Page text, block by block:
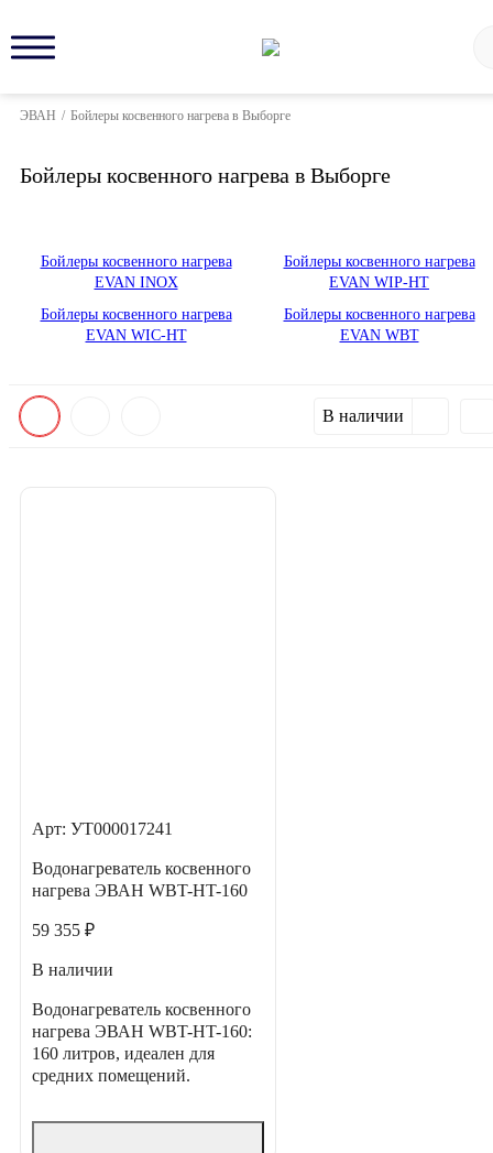
ЭВАН / Бойлеры косвенного нагрева в Выборге
Бойлеры косвенного нагрева в Выборге
Бойлеры косвенного нагрева
EVAN INOX
Бойлеры косвенного нагрева
EVAN WIP-HT
Бойлеры косвенного нагрева
EVAN WIC-HT
Бойлеры косвенного нагрева
EVAN WBT
В наличии
Арт: УТ000017241
Водонагреватель косвенного
нагрева ЭВАН WBT-HT-160
59 355 ₽
В наличии
Водонагреватель косвенного
нагрева ЭВАН WBT-HT-160:
160 литров, идеален для
средних помещений.